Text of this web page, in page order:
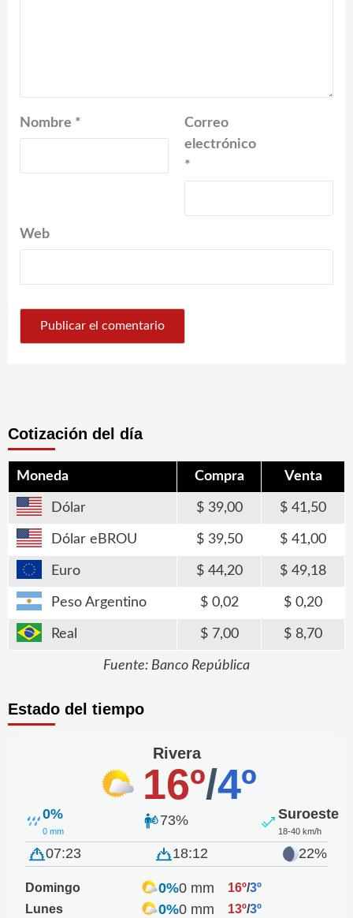
Nombre *
Correo
electrónico
*
Web
Cotización del día
Moneda Compra Venta
Dólar 39,00 41,50
Dólar eBROU 39,50 41,00
Euro 44,20 49,18
Peso Argentino 0,02 0,20
Real 7,00 8,70
Fuente: Banco República
Estado del tiempo
Rivera
16º/4º
0%
0 mm
73% Suroeste
18-40 km/h
07:23 18:12 22%
Domingo 0%0 mm 16º/3º
Lunes
0%0 mm 13º/3º